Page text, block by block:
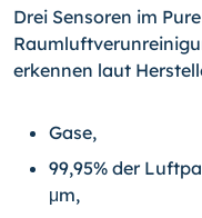
Drei Sensoren im
erkennen laut
Gase,
99,95% der
μm,